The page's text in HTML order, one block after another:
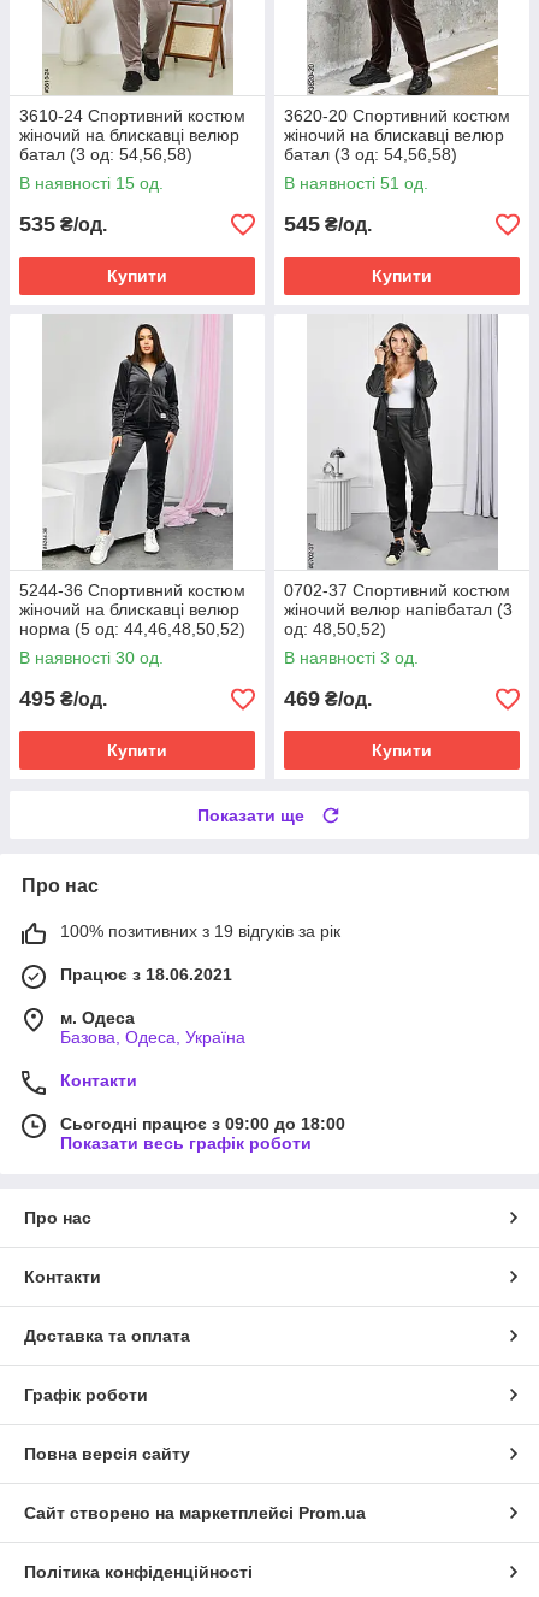
3610-24 Спортивний костюм
жіночий на блискавці велюр
батал (3 од: 54,56,58)
В наявності 15 од.
535 ₴/од.
Купити
3620-20 Спортивний костюм
жіночий на блискавці велюр
батал (3 од: 54,56,58)
В наявності 51 од.
545 ₴/од.
Купити
5244-36 Спортивний костюм
жіночий на блискавці велюр
норма (5 од: 44,46,48,50,52)
В наявності 30 од.
495 ₴/од.
Купити
0702-37 Спортивний костюм
жіночий велюр напівбатал (3
од: 48,50,52)
В наявності 3 од.
469 ₴/од.
Купити
Показати ще
Про нас
100% позитивних з 19 відгуків за рік
Працює з 18.06.2021
м. Одеса
Базова, Одеса, Україна
Контакти
Сьогодні працює з 09:00 до 18:00
Показати весь графік роботи
Про нас
Контакти
Доставка та оплата
Графік роботи
Повна версія сайту
Сайт створено на маркетплейсі Prom.ua
Політика конфіденційності